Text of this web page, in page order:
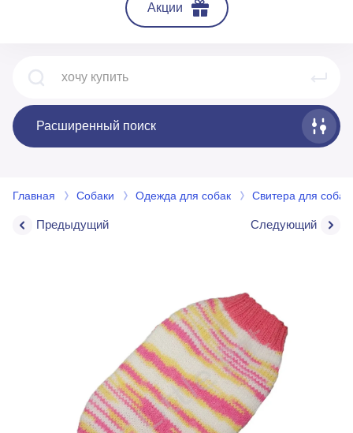
Акции
Расширенный поиск
Главная Собаки Одежда для собак Свитера для собак
Предыдущий Следующий